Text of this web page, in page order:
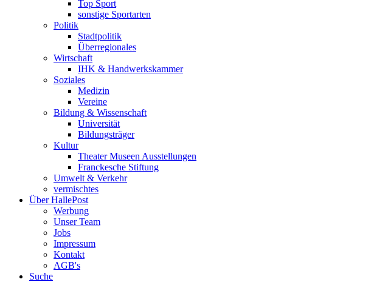
Top Sport
sonstige Sportarten
Politik
Stadtpolitik
Überregionales
Wirtschaft
IHK & Handwerkskammer
Soziales
Medizin
Vereine
Bildung & Wissenschaft
Universität
Bildungsträger
Kultur
Theater Museen Ausstellungen
Franckesche Stiftung
Umwelt & Verkehr
vermischtes
Über HallePost
Werbung
Unser Team
Jobs
Impressum
Kontakt
AGB's
Suche